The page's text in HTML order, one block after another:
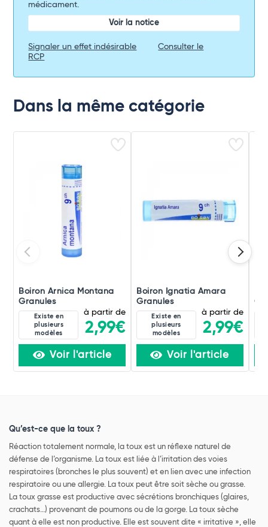
médicament.
Voir la notice
Signaler un effet indésirable
Consulter le
RCP
Dans la même catégorie
Boiron Arnica Montana
Granules
Existe en
plusieurs
modèles
à partir de
2,99€
Voir l'article
Boiron Ignatia Amara
Granules
Existe en
plusieurs
modèles
à partir de
2,99€
Voir l'article
Qu’est-ce que la toux ?
Réaction totalement normale, la toux est un réflexe naturel de
défense de l’organisme. La toux est liée à l’irritation des voies
respiratoires (bronches le plus souvent) et en lien avec une infection
respiratoire ou une allergie. La toux peut être soit sèche ou grasse.
La toux grasse est productive avec sécrétions bronchiques (glaires,
crachats…) provenant de poumons ou de la gorge. La toux sèche
quant à elle est non productive. Elle est souvent dite « irritative », elle